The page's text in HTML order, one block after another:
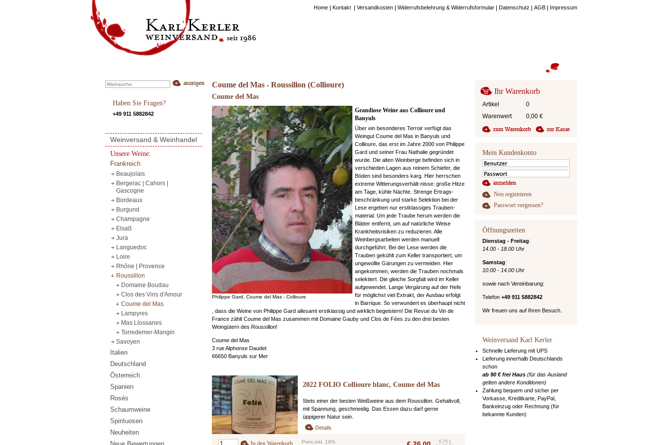
Home Kontakt Versandkosten Widerrufsbelehrung & Widerrufsformular Datenschutz AGB Impressum
Coume del Mas - Roussillon (Collioure)
Coume del Mas
Philippe Gard, Coume del Mas - Collioure
Grandiose Weine aus Collioure und
Banyuls
Über ein besonderes Terroir verfügt das
Weingut Coume del Mas in Banyuls und
Collioure, das erst im Jahre 2000 von Philippe
Gard und seiner Frau Nathalie gegründet
wurde. Die alten Weinberge befinden sich in
verschieden Lagen aus reinem Schiefer, die
Böden sind besonders karg. Hier herrschen
extreme Witterungsverhält-nisse: große Hitze
am Tage, kühle Nächte. Strenge Ertrags-
beschränkung und starke Selektion bei der
Lese ergeben nur erstklassiges Trauben-
material. Um jede Traube herum werden die
Blätter entfernt, um auf natürliche Weise
Krankheitsrisiken zu reduzieren. Alle
Weinbergsarbeiten werden manuell
durchgeführt. Bei der Lese werden die
Trauben gekühlt zum Keller transportiert, um
ungewollte Gärungen zu vermeiden. Hier
angekommen, werden die Trauben nochmals
selektiert. Die gleiche Sorgfalt wird im Keller
aufgewendet. Lange Vergärung auf der Hefe
für möglichst viel Extrakt, der Ausbau erfolgt
in Barrique. So verwundert es überhaupt nicht
, dass die Weine von Philippe Gard allesamt erstklassig und wirklich begeistern! Die Revue du Vin de
France zählt Coume del Mas zusammen mit Domaine Gauby und Clos de Fées zu den drei besten
Weingütern des Roussillon!
Coume del Mas
3 rue Alphonse Daudet
66650 Banyuls sur Mer
2022 FOLIO Collioure blanc, Coume del Mas
Stets einer der besten Weißweine aus dem Roussillon. Gehaltvoll,
mit Spannung, geschmeidig. Das Essen dazu darf gerne
üppigerer Natur sein.
Details
In den Warenkorb
Preis inkl. 19%
0,75 L
Haben Sie Fragen?
+49 911 5882842
Weinversand & Weinhandel
Unsere Weine:
Frankreich
Beaujolais
Bergerac | Cahors |
Gascogne
Bordeaux
Burgund
Champagne
Elsaß
Jura
Languedoc
Loire
Rhône | Provence
Roussillon
Domaine Boudau
Clos des Vins d'Amour
Coume del Mas
Lampyres
Mas Llossanes
Torredemer-Mangin
Savoyen
Italien
Deutschland
Österreich
Spanien
Rosés
Schaumweine
Spirituosen
Neuheiten
Ihr Warenkorb
Artikel
0
Warenwert
0,00 €
Mein Kundenkonto
Neu registrieren
Passwort vergessen?
Öffnungszeiten
Dienstag - Freitag:
14.00 - 18.00 Uhr
Samstag:
10.00 - 14.00 Uhr
sowie nach Vereinbarung:
Telefon +49 911 5882842
Wir freuen uns auf Ihren Besuch.
Weinversand Karl Kerler
Schnelle Lieferung mit UPS
Lieferung innerhalb Deutschlands
schon
ab 90 € frei Haus(für das Ausland
gelten andere Konditionen)
Zahlung bequem und sicher per
Vorkasse, Kreditkarte, PayPal,
Bankeinzug oder Rechnung (für
bekannte Kunden)